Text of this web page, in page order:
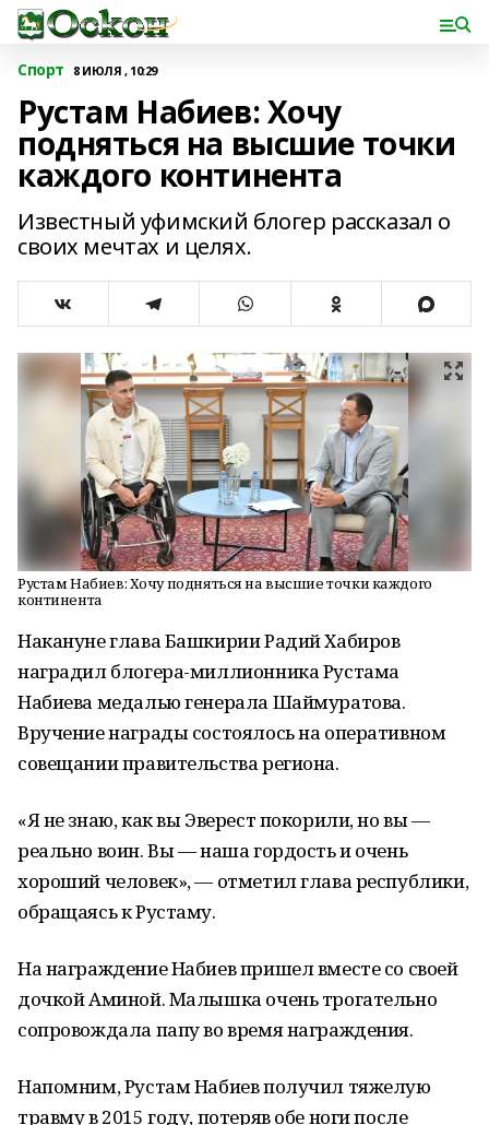
Спорт 8 ИЮЛЯ , 10:29
Рустам Набиев: Хочу
подняться на высшие точки
каждого континента
Известный уфимский блогер рассказал о
своих мечтах и целях.
Рустам Набиев: Хочу подняться на высшие точки каждого
континента
Накануне глава Башкирии Радий Хабиров
наградил блогера-миллионника Рустама
Набиева медалью генерала Шаймуратова.
Вручение награды состоялось на оперативном
совещании правительства региона.
«Я не знаю, как вы Эверест покорили, но вы —
реально воин. Вы — наша гордость и очень
хороший человек», — отметил глава республики,
обращаясь к Рустаму.
На награждение Набиев пришел вместе со своей
дочкой Аминой. Малышка очень трогательно
сопровождала папу во время награждения.
Напомним, Рустам Набиев получил тяжелую
травму в 2015 году, потеряв обе ноги после